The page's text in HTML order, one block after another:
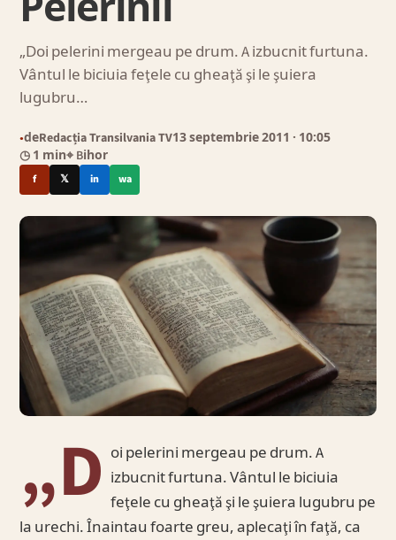
„Doi pelerini mergeau pe drum. A izbucnit furtuna.
Vântul le biciuia feţele cu gheaţă şi le şuiera
lugubru…
●deRedacția Transilvania TV13 septembrie 2011 · 10:05
◷ 1 min⌖ Bihor
f 𝕏 in wa
„D oi pelerini mergeau pe drum. A
izbucnit furtuna. Vântul le biciuia
feţele cu gheaţă şi le şuiera lugubru pe
la urechi. Înaintau foarte greu, aplecaţi în faţă, ca